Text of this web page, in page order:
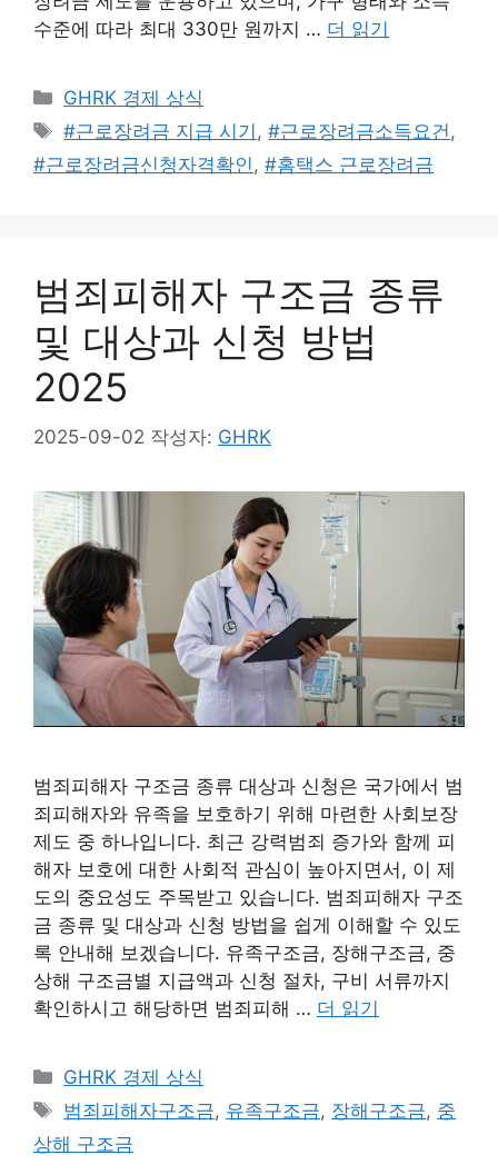
수준에 따라 최대 330만 원까지 … 더 읽기
카
테
리
GHRK 경제 상식
태
그
#근로장려금 지급 시기 ,#근로장려금소득요건,
#근로장려금신청자격확인, #홈택스 근로장려금
범죄피해자 구조금 종류
및 대상과 신청 방법
2025
2025-09-02 작성자: GHRK
범죄피해자 구조금 종류 대상과 신청은 국가에서 범
죄피해자와 유족을 보호하기 위해 마련한 사회보장
제도 중 하나입니다. 최근 강력범죄 증가와 함께 피
해자 보호에 대한 사회적 관심이 높아지면서, 이 제
도의 중요성도 주목받고 있습니다. 범죄피해자 구조
금 종류 및 대상과 신청 방법을 쉽게 이해할 수 있도
록 안내해 보겠습니다. 유족구조금, 장해구조금, 중
상해 구조금별 지급액과 신청 절차, 구비 서류까지
확인하시고 해당하면 범죄피해 … 더 읽기
카
테
고
리
GHRK 경제 상식
태
그
범죄피해자구조금, 유족구조금, 장해구조금, 중
상해 구조금